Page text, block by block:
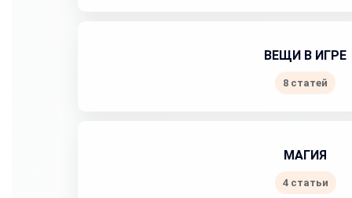
ВЕЩИ В ИГРЕ
8 статей
МАГИЯ
4 статьи